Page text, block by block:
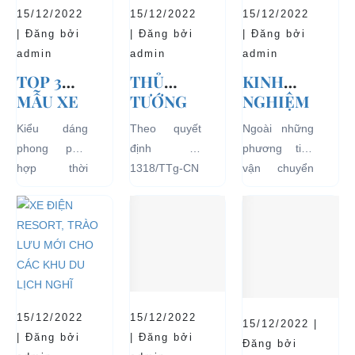
15/12/2022
| Đăng bởi
admin
TOP 3
MẪU XE
Ô TÔ
ĐIỆN
THỊNH
HÀNH VÀ
BÁN
CHẠY
NHẤT
HIỆN
NAY
Kiểu dáng
phong phú,
hợp thời
dàng sử dụng
mà thân thiện
với môi
trường, đặc
biệt là an toàn
những ưu...
15/12/2022
| Đăng bởi
admin
THỦ
TƯỚNG
CHÍNH
PHỦ
ĐỒNG Ý
TẠI CÁC
KHU VỰC
Theo quyết
định số
1318/TTg-CN
chạy bằng
15/12/2022
| Đăng bởi
admin
KINH
NGHIỆM
THUÊ XE
ĐIỆN DU
LỊCH
VÒNG
Ngoài những
phương tiện
vận chuyển
những
chiếc xe điện
15/12/2022
| Đăng bởi
15/12/2022
| Đăng bởi
15/12/2022 |
Đăng bởi